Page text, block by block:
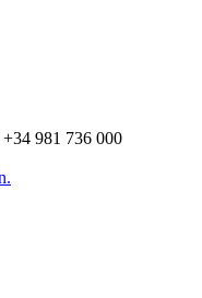
+34 981 736 000